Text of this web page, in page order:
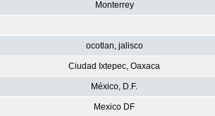
Monterrey
ocotlan, jalisco
Ciudad Ixtepec, Oaxaca
México, D.F.
Mexico DF